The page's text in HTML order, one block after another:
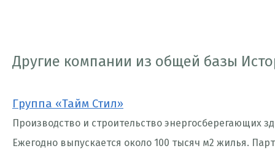
Другие компании из общей базы
Группа «Тайм Стил»
Производство и строительство энергосберегающих
Ежегодно выпускается около 100 тысяч м2 жилья.